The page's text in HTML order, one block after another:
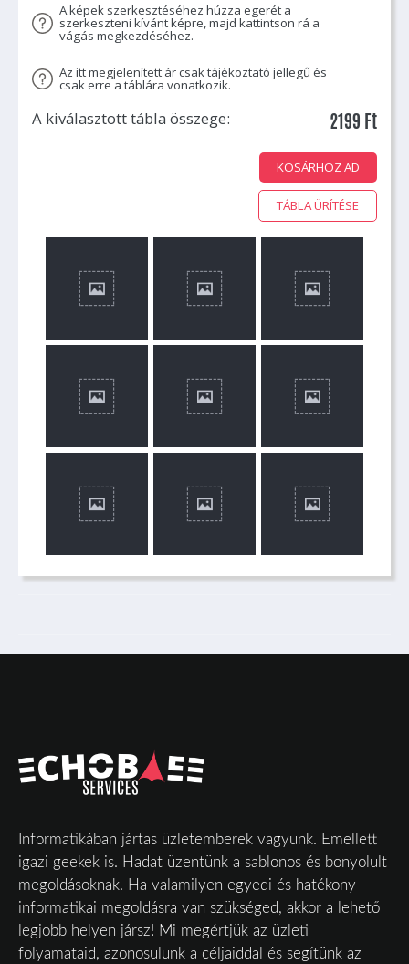
A képek szerkesztéséhez húzza egerét a
szerkeszteni kívánt képre, majd kattintson rá a
vágás megkezdéséhez.
Az itt megjelenített ár csak tájékoztató jellegű és
csak erre a táblára vonatkozik.
A kiválasztott tábla összege: 2199 Ft
TÁBLA ÜRÍTÉSE
Informatikában jártas üzletemberek vagyunk. Emellett
igazi geekek is. Hadat üzentünk a sablonos és bonyolult
megoldásoknak. Ha valamilyen egyedi és hatékony
informatikai megoldásra van szükséged, akkor a lehető
legjobb helyen jársz! Mi megértjük az üzleti
folyamataid, azonosulunk a céljaiddal és segítünk az